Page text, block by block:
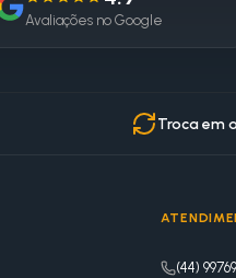
Avaliações no Google
Troca em
(44)